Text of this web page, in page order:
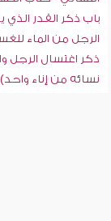
باب ذكر القدر الذي
الرجل من الماء
ذكر اغتسال الرجل
نسائه من إناء